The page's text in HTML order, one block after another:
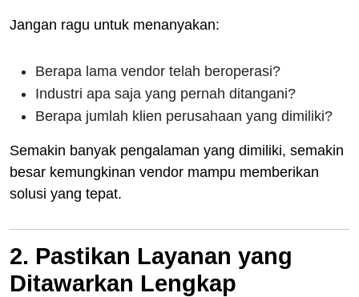
Jangan ragu untuk menanyakan:
Berapa lama vendor telah beroperasi?
Industri apa saja yang pernah ditangani?
Berapa jumlah klien perusahaan yang dimiliki?
Semakin banyak pengalaman yang dimiliki, semakin
besar kemungkinan vendor mampu memberikan
solusi yang tepat.
2. Pastikan Layanan yang
Ditawarkan Lengkap